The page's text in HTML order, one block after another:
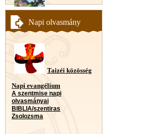
Napi olvasmány
Taizéi közösség
Napi evangélium
A szentmise napi
olvasmányai
BIBLIA/szentiras
Zsolozsma